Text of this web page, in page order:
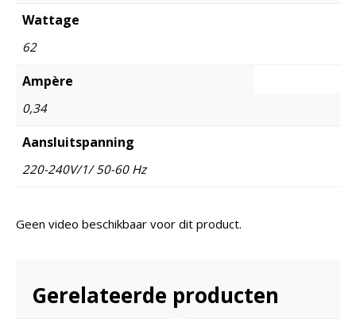
Wattage
62
Ampère
0,34
Aansluitspanning
220-240V/1/ 50-60 Hz
Geen video beschikbaar voor dit product.
Gerelateerde producten